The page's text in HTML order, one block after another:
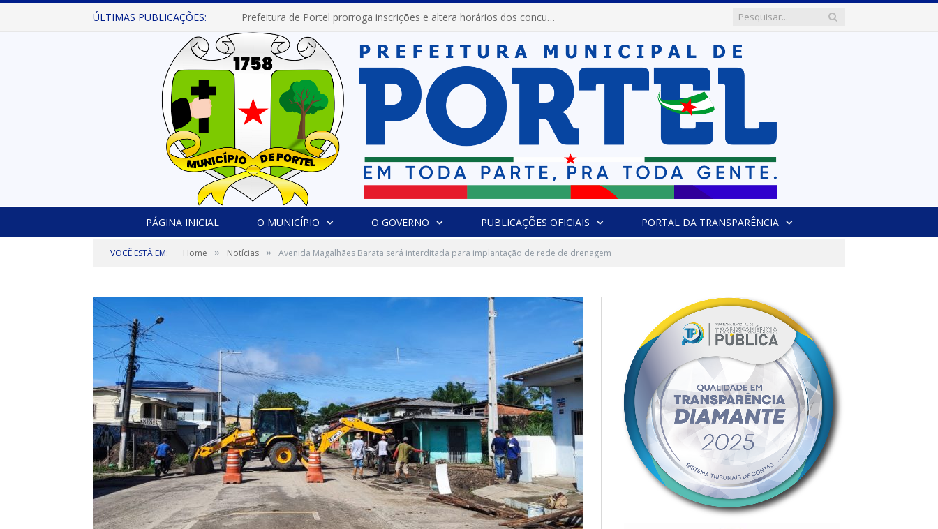
ÚLTIMAS PUBLICAÇÕES: Prefeitura de Portel prorroga inscrições e altera horários dos concursos “Musa” e “Miss Mix Verão 2026”
PÁGINA INICIAL O MUNICÍPIO O GOVERNO PUBLICAÇÕES OFICIAIS PORTAL DA TRANSPARÊNCIA
VOCÊ ESTÁ EM: Home » Notícias » Avenida Magalhães Barata será interditada para implantação de rede de drenagem